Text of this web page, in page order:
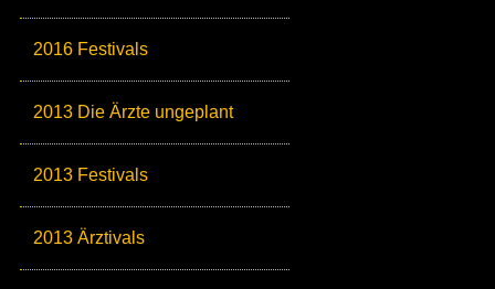
2016 Festivals
2013 Die Ärzte ungeplant
2013 Festivals
2013 Ärztivals